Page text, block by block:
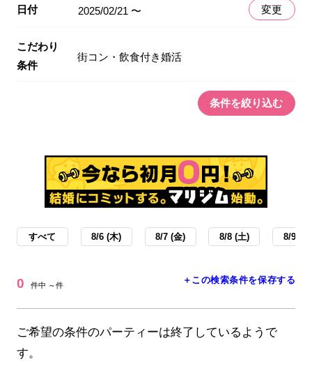
日付 2025/02/21 〜 変更
こだわり
条件
街コン・飲食付き婚活
条件を絞り込む
すべて 8/6 (木) 8/7 (金) 8/8 (土) 8/9 (日
0 件中 ～件 ＋この検索条件を保存する
ご希望の条件のパーティーは終了しているようで
す。